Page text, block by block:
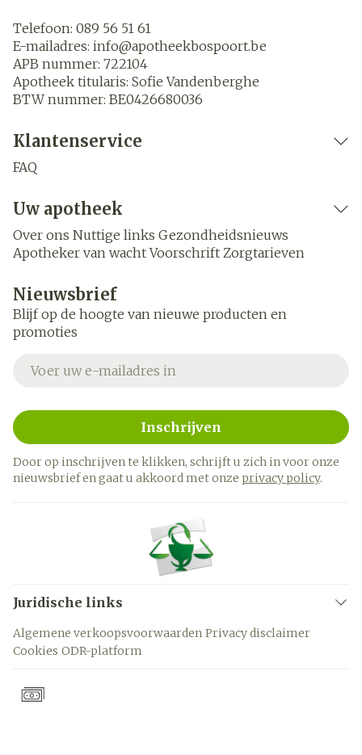
Telefoon: 089 56 51 61
E-mailadres: info@apotheekbospoort.be
APB nummer: 722104
Apotheek titularis: Sofie Vandenberghe
BTW nummer: BE0426680036
Klantenservice
FAQ
Uw apotheek
Over ons Nuttige links Gezondheidsnieuws
Apotheker van wacht Voorschrift Zorgtarieven
Nieuwsbrief
Blijf op de hoogte van nieuwe producten en
promoties
Inschrijven
Door op inschrijven te klikken, schrijft u zich in voor onze
nieuwsbrief en gaat u akkoord met onze privacy policy.
Juridische links
Algemene verkoopsvoorwaarden Privacy disclaimer
Cookies ODR-platform